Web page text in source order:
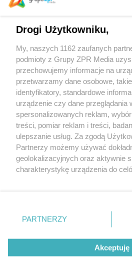
Park kieszonkowy /
Antropocen:
Żaden utwór zamieszczony w
rozpowszechniany lub dalej
zabronione pod groźbą kary i może być
Nasze serwisy
Drogi Użytkowniku,
My, naszych 1162 zaufanych
podmioty z Grupy ZPR Media
przechowujemy informacje na
przetwarzamy dane osobowe,
identyfikatory, standardowe
urządzenie czy dane przeglądania
spersonalizowanych reklam,
treści, pomiar reklam i treści,
ulepszanie usług. Za zgodą
Partnerzy możemy używać
geolokalizacyjnych oraz aktywnie
charakterystykę urządzenia do
zmienić/wycofać klikając przycisk
znajdujący się w lewym dolnym
rodzaje przetwarzania danych nie
użytkownika, ale masz prawo
przetwarzaniu. Preferencje będą
PARTNERZY
Akceptuję